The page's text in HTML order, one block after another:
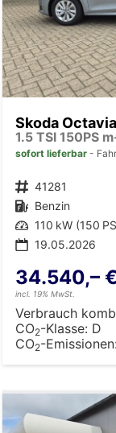
Skoda
sofort lieferbar
Fahrzeugnr. 41281
Kraftstoff Benzin
Leistung 110 kW (150
19.05.2026
34.540,– €
incl. 19% MwSt.
Verbrauch
CO2-Klasse: D
CO2-Emissionen: